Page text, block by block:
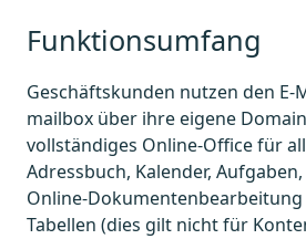
Funktionsumfang
Geschäftskunden nutzen den E-
mailbox über ihre eigene
vollständiges Online-Office für
Adressbuch, Kalender,
Online-
Tabellen (dies gilt nicht für